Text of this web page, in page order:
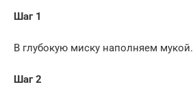
Шаг 1
В глубокую миску наполняем мукой.
Шаг 2